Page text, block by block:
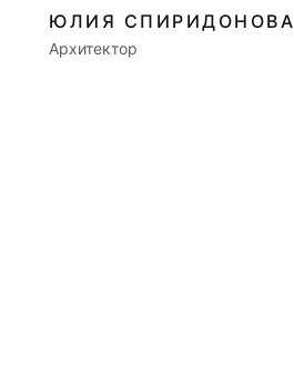
ЮЛИЯ СПИРИДОНОВА
Архитектор